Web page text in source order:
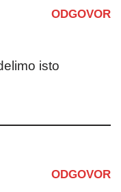
ODGOVOR
isto
ODGOVOR